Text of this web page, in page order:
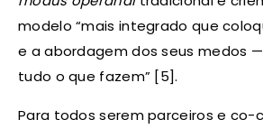
modelo “mais integrado que
e a abordagem dos seus medos
tudo o que fazem” [5].
Para todos serem parceiros e co-